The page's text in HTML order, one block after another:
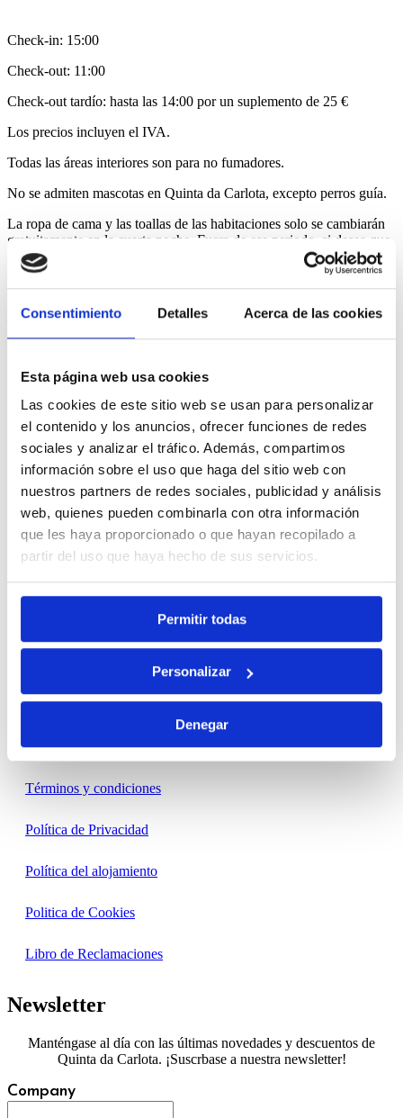
Consentimiento Detalles Acerca de las cookies
Esta página web usa cookies
Las cookies de este sitio web se usan para personalizar
el contenido y los anuncios, ofrecer funciones de redes
sociales y analizar el tráfico. Además, compartimos
información sobre el uso que haga del sitio web con
nuestros partners de redes sociales, publicidad y análisis
web, quienes pueden combinarla con otra información
que les haya proporcionado o que hayan recopilado a
partir del uso que haya hecho de sus servicios.
Permitir todas
Personalizar
Denegar
Check-in: 15:00
Check-out: 11:00
Check-out tardío: hasta las 14:00 por un suplemento de 25 €
Los precios incluyen el IVA.
Todas las áreas interiores son para no fumadores.
No se admiten mascotas en Quinta da Carlota, excepto perros guía.
La ropa de cama y las toallas de las habitaciones solo se cambiarán
gratuitamente en la cuarta noche. Fuera de ese periodo, si desea que
se realice el cambio de ropa, deberá ponerse en contacto con el
anfitrión.
reservas@quintadacarlota.comou +351 926 384 443
Enlaces útiles
Servicios
Ofertas especiales
Contactos
Términos y condiciones
Política de Privacidad
Política del alojamiento
Politica de Cookies
Libro de Reclamaciones
Newsletter
Manténgase al día con las últimas novedades y descuentos de
Quinta da Carlota. ¡Suscrbase a nuestra newsletter!
Company